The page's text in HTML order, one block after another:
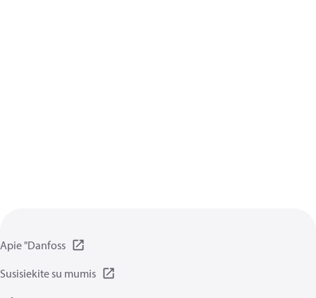
Apie "Danfoss
Susisiekite su mumis